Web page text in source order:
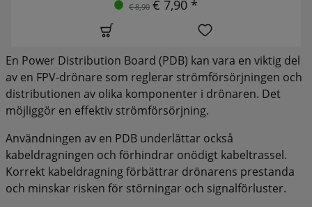
€ 8,90 € 7,90 *
En Power Distribution Board (PDB) kan vara en viktig del
av en FPV-drönare som reglerar strömförsörjningen och
distributionen av olika komponenter i drönaren. Det
möjliggör en effektiv strömförsörjning.
Användningen av en PDB underlättar också
kabeldragningen och förhindrar onödigt kabeltrassel.
Korrekt kabeldragning förbättrar drönarens prestanda
och minskar risken för störningar och signalförluster.